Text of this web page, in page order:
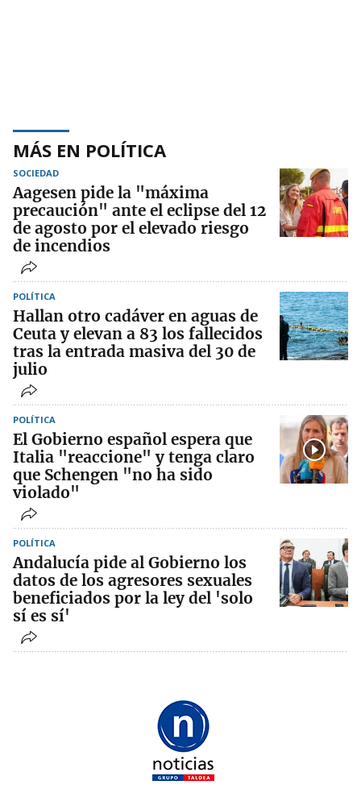
MÁS EN POLÍTICA
SOCIEDAD
Aagesen pide la "máxima
precaución" ante el eclipse del 12
de agosto por el elevado riesgo
de incendios
POLÍTICA
Hallan otro cadáver en aguas de
Ceuta y elevan a 83 los fallecidos
tras la entrada masiva del 30 de
julio
POLÍTICA
El Gobierno español espera que
Italia "reaccione" y tenga claro
que Schengen "no ha sido
violado"
POLÍTICA
Andalucía pide al Gobierno los
datos de los agresores sexuales
beneficiados por la ley del 'solo
sí es sí'